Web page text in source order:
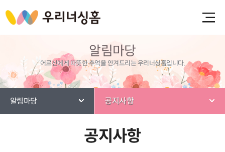
알림마당
어르신에게 따뜻한 추억을 안겨드리는 우리너싱홈입니다.
알림마당 공지사항
공지사항